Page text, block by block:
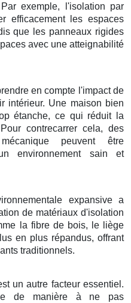
exemple, l'isolation par
efficacement les espaces
que les panneaux rigides
avec une atteignabilité
en compte l'impact de
intérieur. Une maison bien
étanche, ce qui réduit la
contrecarrer cela, des
peuvent être
environnement sain et
expansive a
de matériaux d'isolation
la fibre de bois, le liège
en plus répandus, offrant
traditionnels.
un autre facteur essentiel.
de manière à ne pas